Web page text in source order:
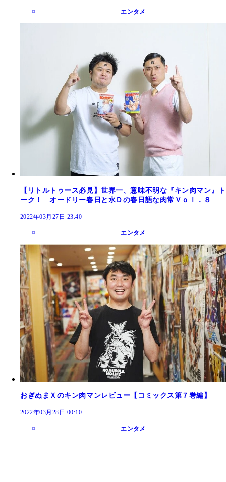
エンタメ
【リトルトゥース必見】世界一、意味不明な『キン肉マン』ト
ーク！ オードリー春日と水Ｄの春日語な肉常Ｖｏｌ．８
2022年03月27日 23:40
エンタメ
おぎぬまＸのキン肉マンレビュー【コミックス第７巻編】
2022年03月28日 00:10
エンタメ